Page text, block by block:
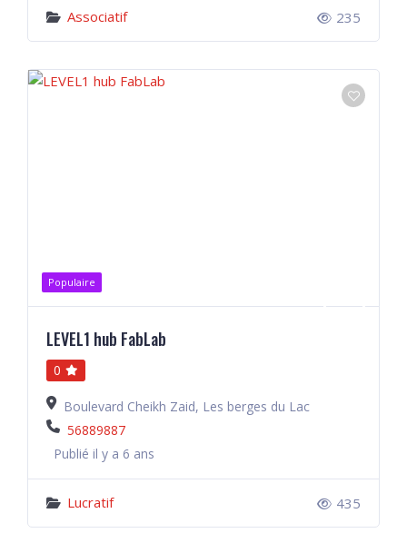
Associatif 235
Populaire
LEVEL1 hub FabLab
0
Boulevard Cheikh Zaid, Les berges du Lac
56889887
Publié il y a 6 ans
Lucratif 435